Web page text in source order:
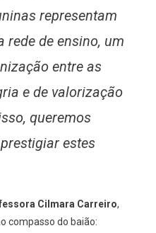
representam
rede de ensino, um
entre as
e de valorização
queremos
estes
Cilmara Carreiro,
compasso do baião: